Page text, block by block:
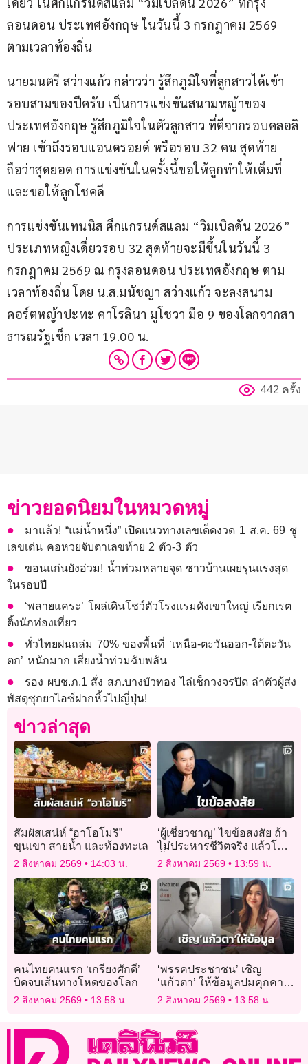
ลอนดอน ประเทศอังกฤษ ในวันนี้ 3 กรกฎาคม 2569
ตามเวลาท้องถิ่น
นายมนตรี สว่างแก้ว กล่าวว่า รู้สึกภูมิใจที่ลูกสาวได้เข้า
รอบสามของปีครับ เป็นการแข่งขันสนามหญ้าของ
ประเทศอังกฤษ รู้สึกภูมิใจในตัวลูกสาว ที่ตีจากรอบคลอลิ
ฟาย เข้าถึงรอบแอนดรอยด์ หรือรอบ 32 คน สุดท้าย
ถือว่าสุดยอด การแข่งขันในครั้งนี้ขอให้ลูกทำให้เต็มที่
และขอให้ลูกโชคดี
การแข่งขันเทนนิส ศึกแกรนด์สแลม “วิมเบิลดัน 2026”
ประเภทหญิงเดี่ยวรอบ 32 สุดท้ายจะมีขึ้นในวันนี้ 3
กรกฎาคม 2569 ณ กรุงลอนดอน ประเทศอังกฤษ ตาม
เวลาท้องถิ่น โดย น.ส.มนัชญา สว่างแก้ว จะลงสนาม
คอร์ตหญ้าปะทะ คาโรลินา มูโชวา มือ 9 ของโลกจากสา
ธารณรัฐเช็ก เวลา 19.00 น.
442 ครั้ง
ข่าวยอดนิยมในหมวดหมู่
มาแล้ว! “แม่น้ำหนึ่ง” เปิดแนวทางเลขเด็ดงวด 1 ส.ค. 69 ชู
เลขเด่น คอหวยจับตาเลขท้าย 2 ตัว-3 ตัว
ขอนแก่นยังอ่วม! นํ้าท่วมหลายจุด ชาวบ้านเผยรุนแรงสุด
ในรอบปี
‘พลายแคระ’ โผล่เดินโชว์ตัวโรงแรมดังเขาใหญ่ เรียกเรต
ติ้งนักท่องเที่ยว
ทั่วไทยฝนถล่ม 70% ของพื้นที่ ‘เหนือ-ตะวันออก-ใต้ตะวัน
ตก’ หนักมาก เสี่ยงน้ำท่วมฉับพลัน
รอง ผบช.ภ.1 สั่ง สภ.บางบัวทอง ไล่เช็กวงจรปิด ล่าตัวผู้ส่ง
พัสดุซุกยาไอซ์ฝากหิ้วไปญี่ปุ่น!
ข่าวล่าสุด
สัมผัสเสน่ห์ “อาโอโมริ”
ขุนเขา สายน้ำ และท้องทะเล
2 สิงหาคม 2569 14:03 น.
‘ผู้เชี่ยวชาญ’ ไขข้อสงสัย ถ้า
ไม่ประหารชีวิตจริง แล้วโลก
นี้จัดการกับอาชญากรร้าย
2 สิงหาคม 2569 13:59 น.
คนไทยคนแรก ‘เกรียงศักดิ์’
บิดจบเส้นทางโหดของโลก
2 สิงหาคม 2569 13:58 น.
‘พรรคประชาชน’ เชิญ
‘แก้วตา’ ให้ข้อมูลปมคุกคาม
ทางเพศ ยันไม่ปกป้องคนผิด
2 สิงหาคม 2569 13:58 น.